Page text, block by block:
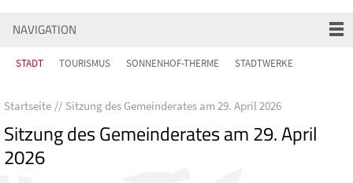
NAVIGATION
STADT TOURISMUS SONNENHOF-THERME STADTWERKE
Startseite Sitzung des Gemeinderates am 29. April 2026
Sitzung des Gemeinderates am 29. April
2026